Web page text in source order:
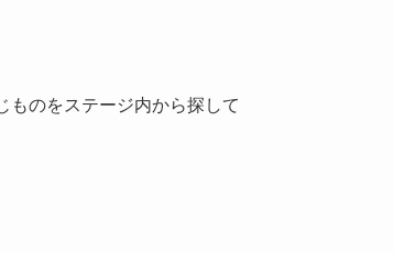
ものをステージ内から探して